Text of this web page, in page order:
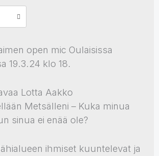
open mic Oulaisissa
19.3.24 klo 18.
Lotta Aakko
Metsälleni – Kuka minua
sinua ei enää ole?
ihmiset kuuntelevat ja